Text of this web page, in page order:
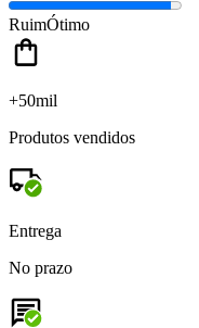
RuimÓtimo
+50mil
Produtos vendidos
Entrega
No prazo